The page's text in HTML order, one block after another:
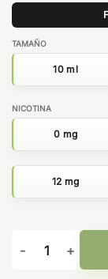
TAMAÑO
10 ml
NICOTINA
0 mg
12 mg
APACHE 10ML -